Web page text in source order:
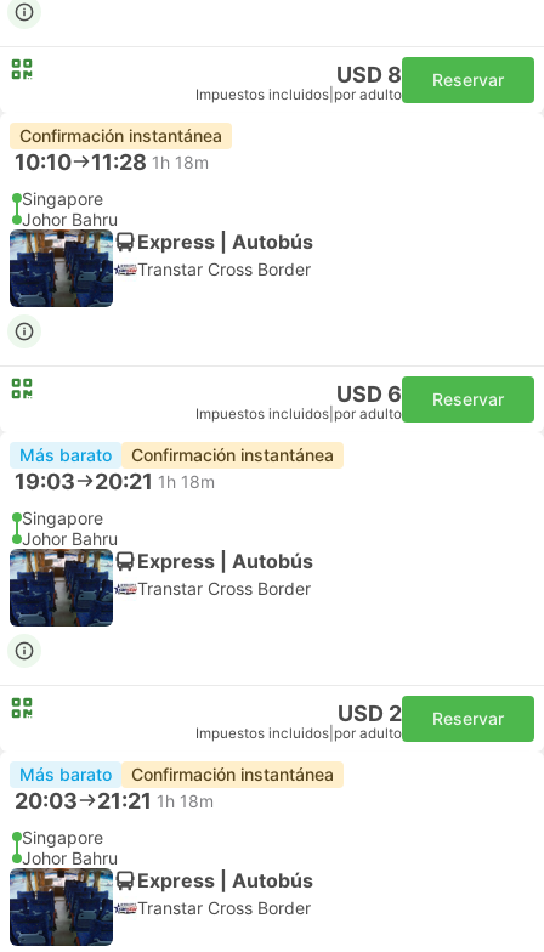
USD 8
Impuestos incluidos por adulto
Reservar
Confirmación instantánea
10:10 11:28 1h 18m
Singapore
Johor Bahru
Express | Autobús
Transtar Cross Border
USD 6
Impuestos incluidos por adulto
Reservar
Más barato Confirmación instantánea
19:03 20:21 1h 18m
Singapore
Johor Bahru
Express | Autobús
Transtar Cross Border
USD 2
Impuestos incluidos por adulto
Reservar
Más barato Confirmación instantánea
20:03 21:21 1h 18m
Singapore
Johor Bahru
Express | Autobús
Transtar Cross Border